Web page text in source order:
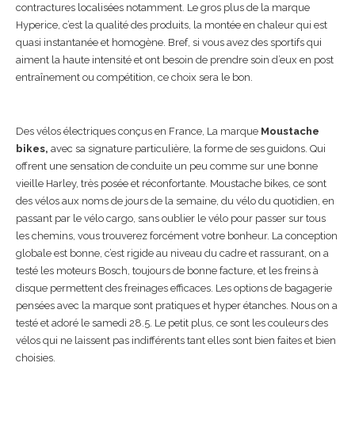
contractures localisées notamment. Le gros plus de la marque
Hyperice, c’est la qualité des produits, la montée en chaleur qui est
quasi instantanée et homogène. Bref, si vous avez des sportifs qui
aiment la haute intensité et ont besoin de prendre soin d’eux en post
entraînement ou compétition, ce choix sera le bon.
Des vélos électriques conçus en France, La marque Moustache
bikes, avec sa signature particulière, la forme de ses guidons. Qui
offrent une sensation de conduite un peu comme sur une bonne
vieille Harley, très posée et réconfortante. Moustache bikes, ce sont
des vélos aux noms de jours de la semaine, du vélo du quotidien, en
passant par le vélo cargo, sans oublier le vélo pour passer sur tous
les chemins, vous trouverez forcément votre bonheur. La conception
globale est bonne, c’est rigide au niveau du cadre et rassurant, on a
testé les moteurs Bosch, toujours de bonne facture, et les freins à
disque permettent des freinages efficaces. Les options de bagagerie
pensées avec la marque sont pratiques et hyper étanches. Nous on a
testé et adoré le samedi 28.5. Le petit plus, ce sont les couleurs des
vélos qui ne laissent pas indifférents tant elles sont bien faites et bien
choisies.